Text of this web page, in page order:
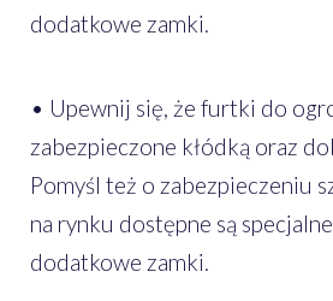
dodatkowe zamki.
• Upewnij się, że furtki do
zabezpieczone kłódką oraz
Pomyśl też o zabezpieczeniu
na rynku dostępne są
dodatkowe zamki.